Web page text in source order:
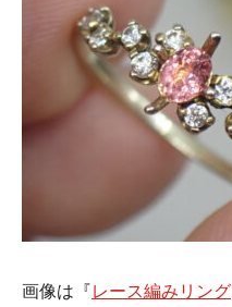
画像は『レース編みリング